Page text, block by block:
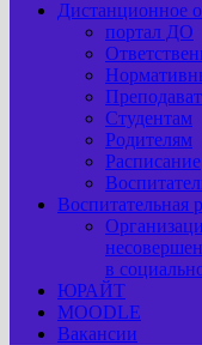
Дистанционное
портал ДО
Студентам
Родителям
Расписание
Воспитательная
в
ЮРАЙТ
MOODLE
Вакансии